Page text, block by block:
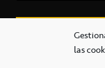
las